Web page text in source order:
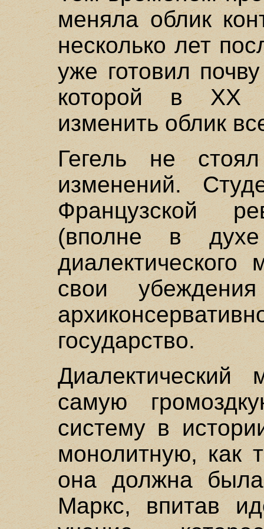
меняла облик
несколько лет
уже готовил
которой в XX
изменить облик
Гегель не
изменений.
Французской
(вполне в духе
свои
государство.
Диалектический
самую
систему в
монолитную, как
она должна
Маркс, впитав